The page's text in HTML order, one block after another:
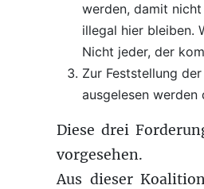
werden, damit
illegal hier bleiben.
Nicht jeder, der
Zur Feststellung
ausgelesen werden
Diese drei
vorgesehen.
Aus dieser